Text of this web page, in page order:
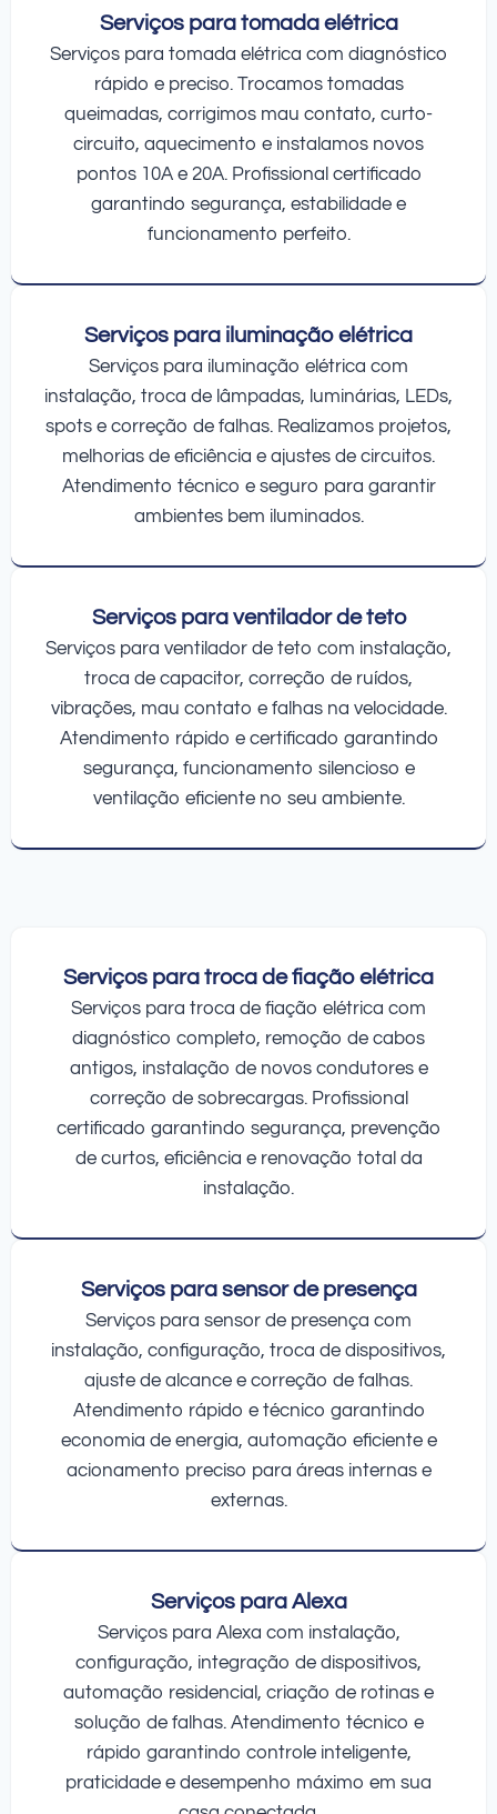
Serviços para tomada elétrica
Serviços para tomada elétrica com diagnóstico
rápido e preciso. Trocamos tomadas
queimadas, corrigimos mau contato, curto-
circuito, aquecimento e instalamos novos
pontos 10A e 20A. Profissional certificado
garantindo segurança, estabilidade e
funcionamento perfeito.
Serviços para iluminação elétrica
Serviços para iluminação elétrica com
instalação, troca de lâmpadas, luminárias, LEDs,
spots e correção de falhas. Realizamos projetos,
melhorias de eficiência e ajustes de circuitos.
Atendimento técnico e seguro para garantir
ambientes bem iluminados.
Serviços para ventilador de teto
Serviços para ventilador de teto com instalação,
troca de capacitor, correção de ruídos,
vibrações, mau contato e falhas na velocidade.
Atendimento rápido e certificado garantindo
segurança, funcionamento silencioso e
ventilação eficiente no seu ambiente.
Serviços para troca de fiação elétrica
Serviços para troca de fiação elétrica com
diagnóstico completo, remoção de cabos
antigos, instalação de novos condutores e
correção de sobrecargas. Profissional
certificado garantindo segurança, prevenção
de curtos, eficiência e renovação total da
instalação.
Serviços para sensor de presença
Serviços para sensor de presença com
instalação, configuração, troca de dispositivos,
ajuste de alcance e correção de falhas.
Atendimento rápido e técnico garantindo
economia de energia, automação eficiente e
acionamento preciso para áreas internas e
externas.
Serviços para Alexa
Serviços para Alexa com instalação,
configuração, integração de dispositivos,
automação residencial, criação de rotinas e
solução de falhas. Atendimento técnico e
rápido garantindo controle inteligente,
praticidade e desempenho máximo em sua